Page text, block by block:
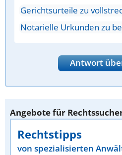
Gerichtsurteile zu
Notarielle Urkunden zu
Antwort
Angebote für
Rechtstipps
von spezialisierten